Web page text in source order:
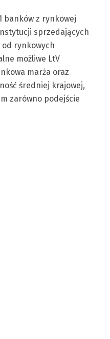
banków z rynkowej
sprzedających
rynkowych
możliwe LtV
marża oraz
średniej krajowej,
zarówno podejście